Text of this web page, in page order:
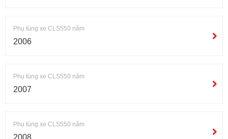
Phụ tùng xe CLS550 năm
2006
Phụ tùng xe CLS550 năm
2007
Phụ tùng xe CLS550 năm
2008